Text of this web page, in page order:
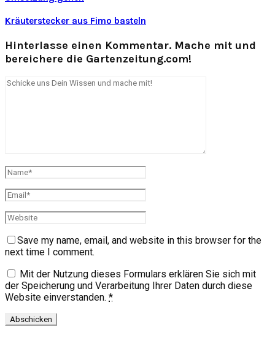
Kräuterstecker aus Fimo basteln
Hinterlasse einen Kommentar. Mache mit und
bereichere die Gartenzeitung.com!
Save my name, email, and website in this browser for the
next time I comment.
Mit der Nutzung dieses Formulars erklären Sie sich mit
der Speicherung und Verarbeitung Ihrer Daten durch diese
Website einverstanden. *